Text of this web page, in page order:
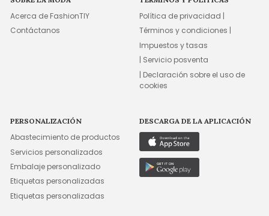
Acerca de FashionTIY
Contáctanos
Política de privacidad |
Términos y condiciones |
Impuestos y tasas
| Servicio posventa
| Declaración sobre el uso de
cookies
PERSONALIZACIÓN
Abastecimiento de productos
Servicios personalizados
Embalaje personalizado
Etiquetas personalizadas
Etiquetas personalizadas
DESCARGA DE LA APLICACIÓN